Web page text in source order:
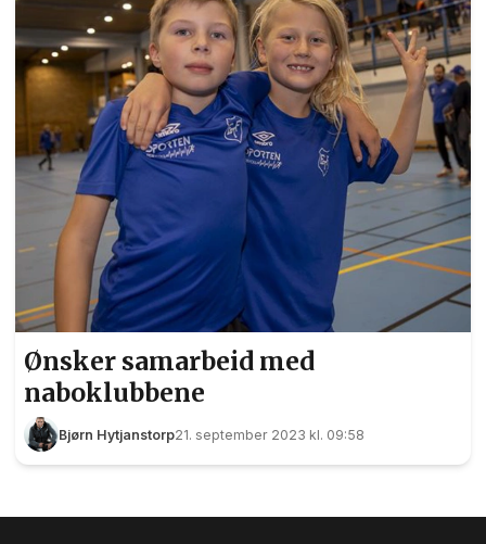
Ønsker samarbeid med
naboklubbene
Bjørn Hytjanstorp21. september 2023 kl. 09:58